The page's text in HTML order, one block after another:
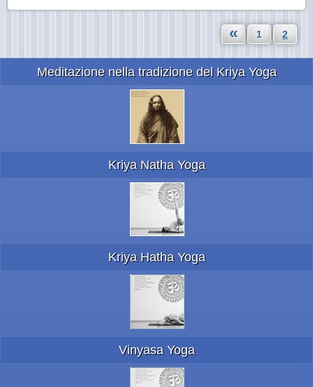
« 1 2
Meditazione nella tradizione del Kriya Yoga
Kriya Natha Yoga
Kriya Hatha Yoga
Vinyasa Yoga